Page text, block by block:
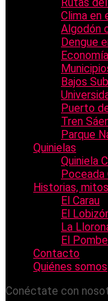
Clima en
Algodón
Dengue
Bajos
Puerto
Tren
Parque
Quinielas
Quiniela
Poceada
Historias,
El Carau
El
La
El
Contacto
Quiénes somos
Conéctate con